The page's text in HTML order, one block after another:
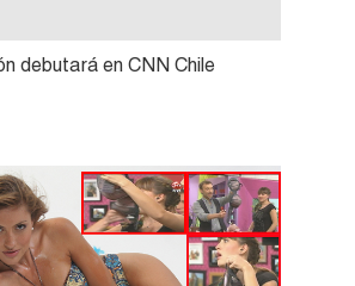
debutará en CNN Chile